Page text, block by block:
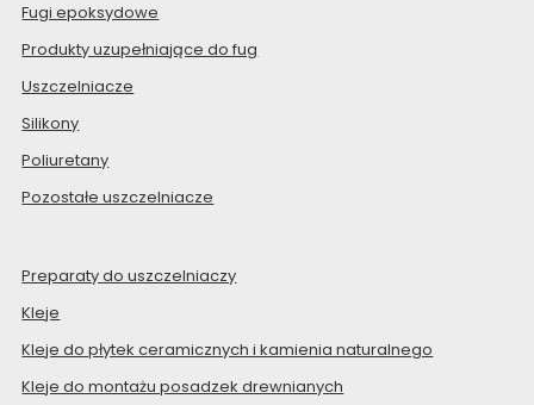
Fugi epoksydowe
Produkty uzupełniające do fug
Uszczelniacze
Silikony
Poliuretany
Pozostałe uszczelniacze
Preparaty do uszczelniaczy
Kleje
Kleje do płytek ceramicznych i kamienia naturalnego
Kleje do montażu posadzek drewnianych